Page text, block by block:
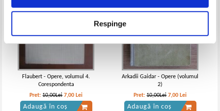
Respinge
Flaubert - Opere, volumul 4.
Corespondenta
Pret:10,00Lei 7,00 Lei
Adaugă în coș
Arkadii Gaidar - Opere (volumul
2)
Pret:10,00Lei 7,00 Lei
Adaugă în coș